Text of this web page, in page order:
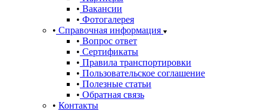
Вакансии
Фотогалерея
Справочная информация
Вопрос ответ
Сертификаты
Правила транспортировки
Пользовательское соглашение
Полезные статьи
Обратная связь
Контакты